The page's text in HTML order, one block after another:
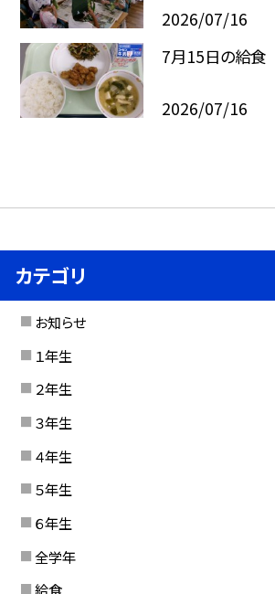
2026/07/16
7月15日の給食
2026/07/16
カテゴリ
お知らせ
１年生
２年生
３年生
４年生
５年生
６年生
全学年
給食